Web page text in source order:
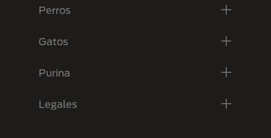
Perros
Gatos
Purina
Legales